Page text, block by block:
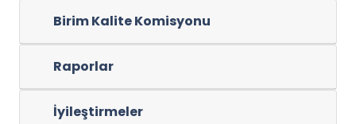
Birim Kalite Komisyonu
Raporlar
İyileştirmeler